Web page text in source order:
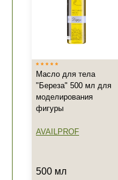
Масло для тела
"Береза" 500 мл для
моделирования
фигуры
AVAILPROF
500 мл